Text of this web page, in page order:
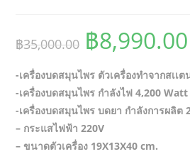
฿35,000.00 Original
price
was:
฿
฿8,990.00
-เครื่องบดสมุนไพร ตัวเครื่องทำจากสเเ
-เครื่องบดสมุนไพร กำลังไฟ 4,200 Watt
-เครื่องบดสมุนไพร บดยา กำลังการผลิต
– กระแสไฟฟ้า 220V
– ขนาดตัวเครื่อง 19X13X40 cm.